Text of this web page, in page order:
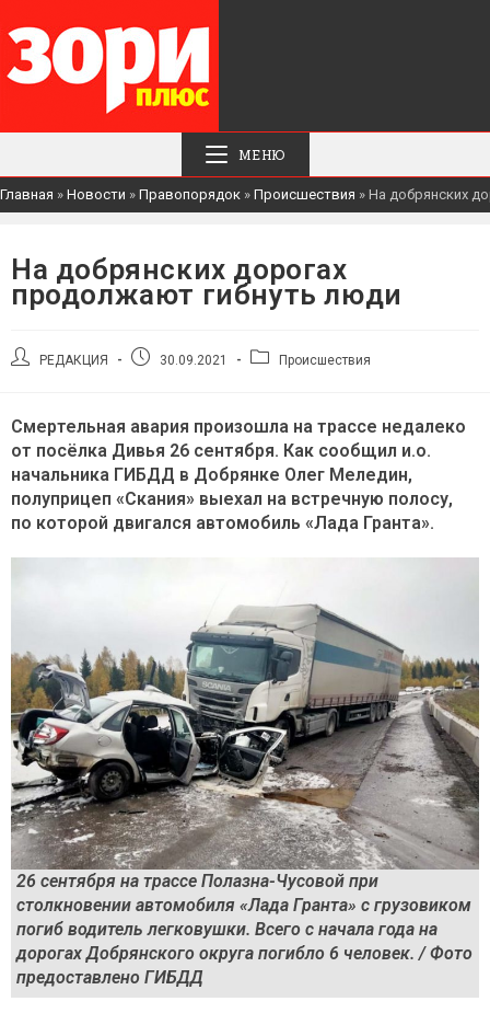
МЕНЮ
Главная » Новости » Правопорядок » Происшествия » На добрянских
На добрянских дорогах
продолжают гибнуть люди
АвторРЕДАКЦИЯ
Запись30.09.2021
РубрикаПроисшествия
Смертельная авария произошла на трассе недалеко
от посёлка Дивья 26 сентября. Как сообщил и.о.
начальника ГИБДД в Добрянке Олег Меледин,
полуприцеп «Скания» выехал на встречную полосу,
по которой двигался автомобиль «Лада Гранта».
26 сентября на трассе Полазна-Чусовой при
столкновении автомобиля «Лада Гранта» с грузовиком
погиб водитель легковушки. Всего с начала года на
дорогах Добрянского округа погибло 6 человек. / Фото
предоставлено ГИБДД